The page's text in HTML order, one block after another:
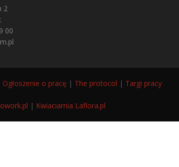
2
00
Ogłoszenie o pracę | The protocol | Targi pracy
| Kwiaciarnia Laflora.pl